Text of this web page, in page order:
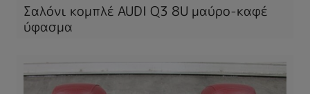
Σαλόνι κομπλέ AUDI Q3 8U μαύρο-καφέ
ύφασμα